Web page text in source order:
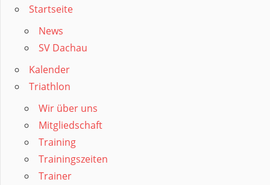
Startseite
News
SV Dachau
Kalender
Triathlon
Wir über uns
Mitgliedschaft
Training
Trainingszeiten
Trainer